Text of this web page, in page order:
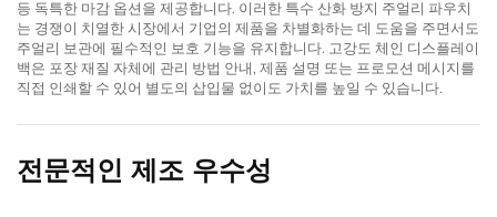
등 독특한 마감 옵션을 제공합니다. 이러한 특수 산화 방지 주얼리 파우치
는 경쟁이 치열한 시장에서 기업의 제품을 차별화하는 데 도움을 주면서도
주얼리 보관에 필수적인 보호 기능을 유지합니다. 고강도 체인 디스플레이
백은 포장 재질 자체에 관리 방법 안내, 제품 설명 또는 프로모션 메시지를
직접 인쇄할 수 있어 별도의 삽입물 없이도 가치를 높일 수 있습니다.
전문적인 제조 우수성